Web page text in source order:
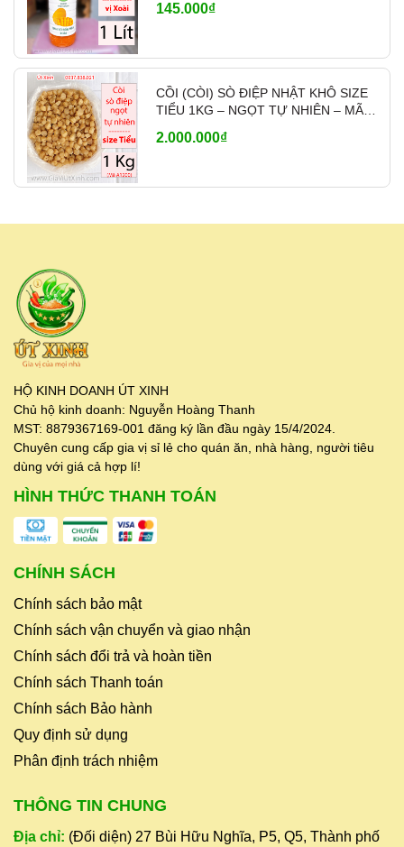
145.000₫
CỒI (CÒI) SÒ ĐIỆP NHẬT KHÔ SIZE
TIỂU 1KG – NGỌT TỰ NHIÊN – MÃ
2.000.000₫
HỘ KINH DOANH ÚT XINH
Chủ hộ kinh doanh: Nguyễn Hoàng Thanh
MST: 8879367169-001 đăng ký lần đầu ngày 15/4/2024.
Chuyên cung cấp gia vị sỉ lẻ cho quán ăn, nhà hàng, người tiêu
dùng với giá cả hợp lí!
HÌNH THỨC THANH TOÁN
CHÍNH SÁCH
Chính sách bảo mật
Chính sách vận chuyển và giao nhận
Chính sách đổi trả và hoàn tiền
Chính sách Thanh toán
Chính sách Bảo hành
Quy định sử dụng
Phân định trách nhiệm
THÔNG TIN CHUNG
Địa chỉ: (Đối diện) 27 Bùi Hữu Nghĩa, P5, Q5, Thành phố